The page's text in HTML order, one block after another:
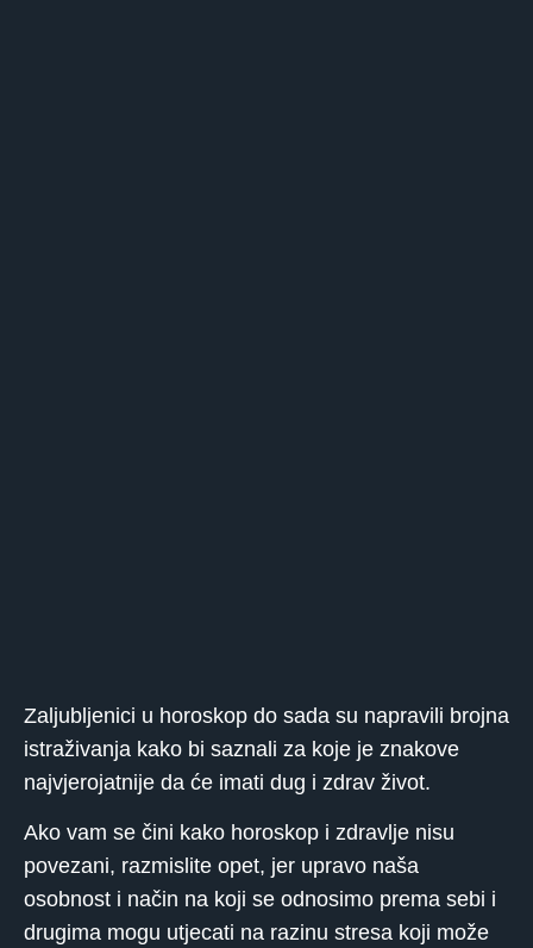
Zaljubljenici u horoskop do sada su napravili brojna
istraživanja kako bi saznali za koje je znakove
najvjerojatnije da će imati dug i zdrav život.
Ako vam se čini kako horoskop i zdravlje nisu
povezani, razmislite opet, jer upravo naša
osobnost i način na koji se odnosimo prema sebi i
drugima mogu utjecati na razinu stresa koji može